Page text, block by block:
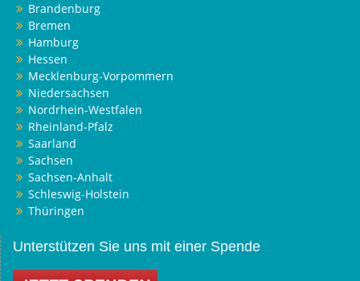
Brandenburg
Bremen
Hamburg
Hessen
Mecklenburg-Vorpommern
Niedersachsen
Nordrhein-Westfalen
Rheinland-Pfalz
Saarland
Sachsen
Sachsen-Anhalt
Schleswig-Holstein
Thüringen
Unterstützen Sie uns mit einer Spende